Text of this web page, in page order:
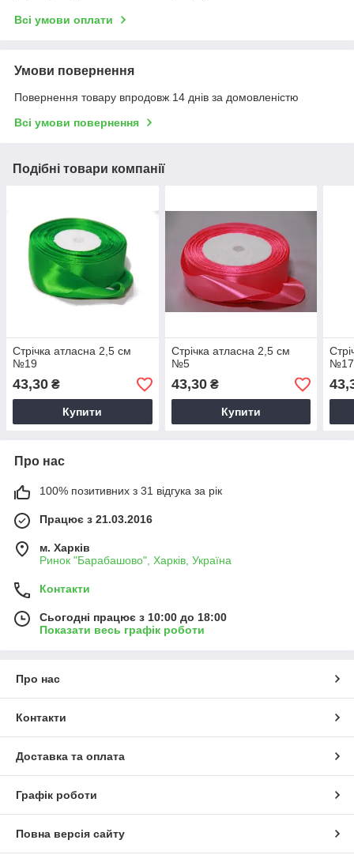
Всі умови оплати
Умови повернення
Повернення товару впродовж 14 днів за домовленістю
Всі умови повернення
Подібні товари компанії
Стрічка атласна 2,5 см
№19
43,30 ₴
Купити
Стрічка атласна 2,5 см
№5
43,30₴
Купити
№17
Про нас
100% позитивних з 31 відгука за рік
Працює з 21.03.2016
м. Харків
Ринок "Барабашово", Харків, Україна
Контакти
Сьогодні працює з 10:00 до 18:00
Показати весь графік роботи
Про нас
Контакти
Доставка та оплата
Графік роботи
Повна версія сайту